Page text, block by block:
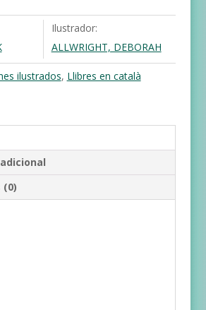
Ilustrador:
ALLWRIGHT, DEBORAH
ilustrados, Llibres en català
(0)